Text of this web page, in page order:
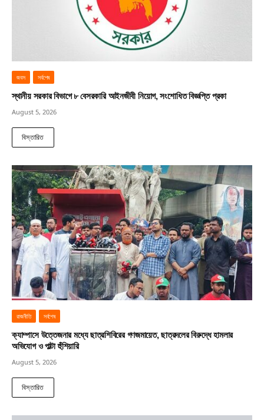
জবস সর্বশেষ
স্থানীয় সরকার বিভাগে ৮ বেসরকারি আইনজীবী নিয়োগ, সংশোধিত বিজ্ঞপ্তি প্রকা
August 5, 2026
বিস্তারিত
রাজনীতি সর্বশেষ
ক্যাম্পাসে উত্তেজনার মধ্যে ছাত্রশিবিরের গণজমায়েত, ছাত্রদলের বিরুদ্ধে হামলার
অভিযোগ ও পাল্টা হুঁশিয়ারি
August 5, 2026
বিস্তারিত